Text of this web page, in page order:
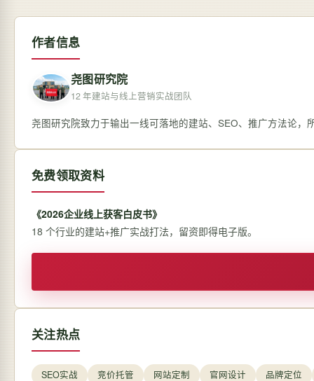
作者信息
尧图研究院
12 年建站与线上营销实战团队
尧图研究院致力于输出一线可落地的建站、SEO、推广方法论，
免费领取资料
《2026企业线上获客白皮书》
18 个行业的建站+推广实战打法，留资即得电子版。
关注热点
SEO实战 竞价托管 网站定制 官网设计 品牌定位